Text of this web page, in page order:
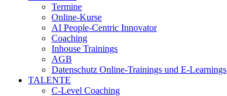
Termine
Online-Kurse
AI People-Centric Innovator
Coaching
Inhouse Trainings
AGB
Datenschutz Online-Trainings und E-Learnings
TALENTE
C-Level Coaching